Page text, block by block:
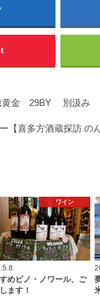
黄金 29BY 別汲み
【喜多方酒蔵探訪 の
ワイン
めピノ・ノワール、ご
ます！